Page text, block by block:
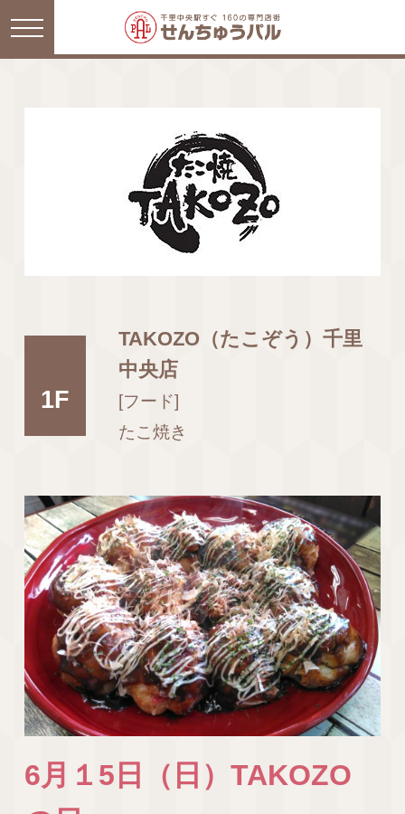
1F
TAKOZO（たこぞう）千里
中央店
[フード]
たこ焼き
6月１5日（日）TAKOZO